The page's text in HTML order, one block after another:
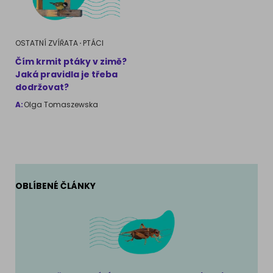
OSTATNÍ ZVÍŘATA PTÁCI
Čím krmit ptáky v zimě?
Jaká pravidla je třeba
dodržovat?
A:Olga Tomaszewska
OBLÍBENÉ ČLÁNKY